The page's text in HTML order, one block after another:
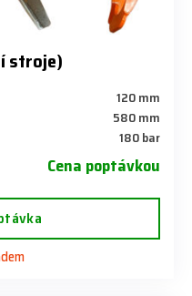
stroje)
120 mm
580 mm
180 bar
Cena poptávkou